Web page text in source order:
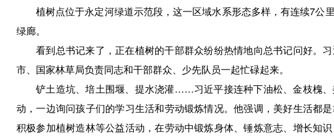
植树点位于永定河绿道示范段，这一区域水系形态多样，有连续7公
绿廊。
看到总书记来了，正在植树的干部群众纷纷热情地向总书记问好。
市、国家林草局负责同志和干部群众、少先队员一起忙碌起来。
铲土造坑、培土围堰、提水浇灌……习近平接连种下油松、金枝槐、
动，一边询问孩子们的学习生活和劳动锻炼情况。他强调，美好生活都
积极参加植树造林等公益活动，在劳动中锻炼身体、锤炼意志、增长知